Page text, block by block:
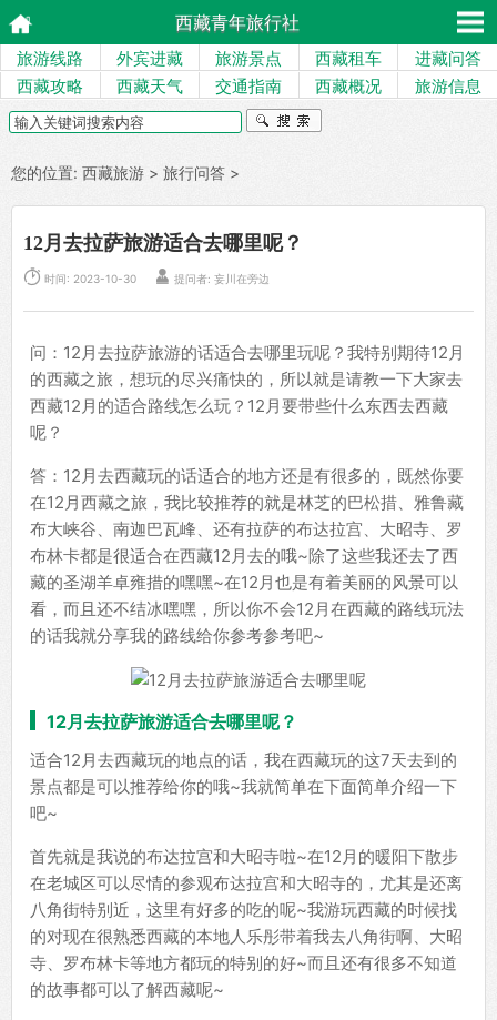
西藏青年旅行社
旅游线路 外宾进藏 旅游景点 西藏租车
进藏问答
西藏攻略
西藏天气 交通指南 西藏概况 旅游信息
您的位置: 西藏旅游 > 旅行问答 >
12月去拉萨旅游适合去哪里呢？
 时间: 2023-10-30  提问者: 妄川在旁边
问：12月去拉萨旅游的话适合去哪里玩呢？我特别期待12月
的西藏之旅，想玩的尽兴痛快的，所以就是请教一下大家去
西藏12月的适合路线怎么玩？12月要带些什么东西去西藏
呢？
答：12月去西藏玩的话适合的地方还是有很多的，既然你要
在12月西藏之旅，我比较推荐的就是林芝的巴松措、雅鲁藏
布大峡谷、南迦巴瓦峰、还有拉萨的布达拉宫、大昭寺、罗
布林卡都是很适合在西藏12月去的哦~除了这些我还去了西
藏的圣湖羊卓雍措的嘿嘿~在12月也是有着美丽的风景可以
看，而且还不结冰嘿嘿，所以你不会12月在西藏的路线玩法
的话我就分享我的路线给你参考参考吧~
12月去拉萨旅游适合去哪里呢？
适合12月去西藏玩的地点的话，我在西藏玩的这7天去到的
景点都是可以推荐给你的哦~我就简单在下面简单介绍一下
吧~
首先就是我说的布达拉宫和大昭寺啦~在12月的暖阳下散步
在老城区可以尽情的参观布达拉宫和大昭寺的，尤其是还离
八角街特别近，这里有好多的吃的呢~我游玩西藏的时候找
的对现在很熟悉西藏的本地人乐彤带着我去八角街啊、大昭
寺、罗布林卡等地方都玩的特别的好~而且还有很多不知道
的故事都可以了解西藏呢~